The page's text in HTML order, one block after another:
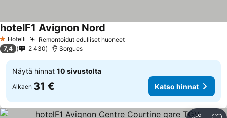
1 Tähtiluokitus
Hotelli Remontoidut edulliset huoneetKatso hinnat
hotelF1 Avignon Nord
7,4 2 430 Sorgues
Näytä hinnat 10 sivustolta
Alkaen 31 € Katso hinnat